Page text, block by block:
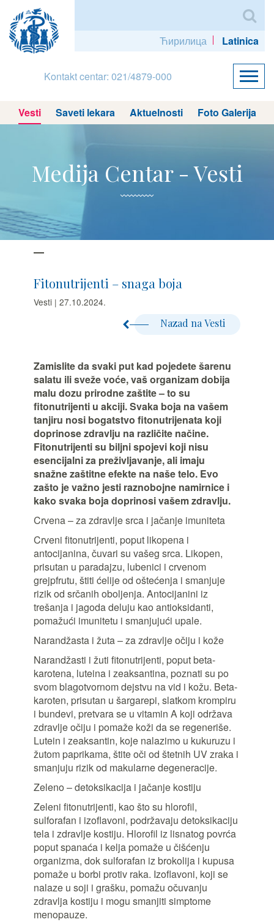
Ћирилица Latinica
Kontakt centar: 021/4879-000
Vesti Saveti lekara Aktuelnosti Foto Galerija
Medija Centar - Vesti
Fitonutrijenti – snaga boja
Vesti | 27.10.2024.
Nazad na Vesti
Zamislite da svaki put kad pojedete šarenu
salatu ili sveže voće, vaš organizam dobija
malu dozu prirodne zaštite – to su
fitonutrijenti u akciji. Svaka boja na vašem
tanjiru nosi bogatstvo fitonutrijenata koji
doprinose zdravlju na različite načine.
Fitonutrijenti su biljni spojevi koji nisu
esencijalni za preživljavanje, ali imaju
snažne zaštitne efekte na naše telo. Evo
zašto je važno jesti raznobojne namirnice i
kako svaka boja doprinosi vašem zdravlju.
Crvena – za zdravlje srca i jačanje imuniteta
Crveni fitonutrijenti, poput likopena i
antocijanina, čuvari su vašeg srca. Likopen,
prisutan u paradajzu, lubenici i crvenom
grejpfrutu, štiti ćelije od oštećenja i smanjuje
rizik od srčanih oboljenja. Antocijanini iz
trešanja i jagoda deluju kao antioksidanti,
pomažući imunitetu i smanjujući upale.
Narandžasta i žuta – za zdravlje očiju i kože
Narandžasti i žuti fitonutrijenti, poput beta-
karotena, luteina i zeaksantina, poznati su po
svom blagotvornom dejstvu na vid i kožu. Beta-
karoten, prisutan u šargarepi, slatkom krompiru
i bundevi, pretvara se u vitamin A koji održava
zdravlje očiju i pomaže koži da se regeneriše.
Lutein i zeaksantin, koje nalazimo u kukuruzu i
žutom paprikama, štite oči od štetnih UV zraka i
smanjuju rizik od makularne degeneracije.
Zeleno – detoksikacija i jačanje kostiju
Zeleni fitonutrijenti, kao što su hlorofil,
sulforafan i izoflavoni, podržavaju detoksikaciju
tela i zdravlje kostiju. Hlorofil iz lisnatog povrća
poput spanaća i kelja pomaže u čišćenju
organizma, dok sulforafan iz brokolija i kupusa
pomaže u borbi protiv raka. Izoflavoni, koji se
nalaze u soji i grašku, pomažu očuvanju
zdravlja kostiju i mogu smanjiti simptome
menopauze.